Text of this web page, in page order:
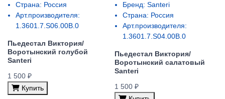
Страна: Россия
Арт.производителя:
1.3601.7.S06.00B.0
Пьедестал Виктория/
Воротынский голубой
Santeri
1 500 ₽
Купить
Бренд: Santeri
Страна: Россия
Арт.производителя:
1.3601.7.S04.00B.0
Пьедестал Виктория/
Воротынский салатовый
Santeri
1 500 ₽